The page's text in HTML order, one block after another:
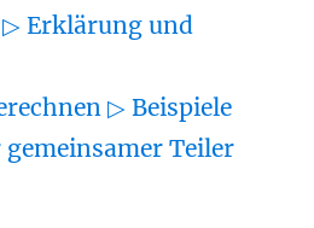
Erklärung und
▷ Beispiele
Teiler